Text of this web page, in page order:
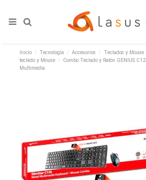
Inicio Tecnología Accesorios Teclados y Mouse
teclado y Mouse
Combo Teclado y Ratón GENIUS
Multimedia